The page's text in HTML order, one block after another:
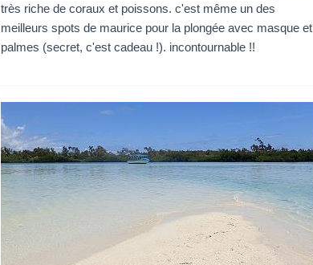
très riche de coraux et poissons. c'est même un des
meilleurs spots de maurice pour la plongée avec masque et
palmes (secret, c'est cadeau !). incontournable !!